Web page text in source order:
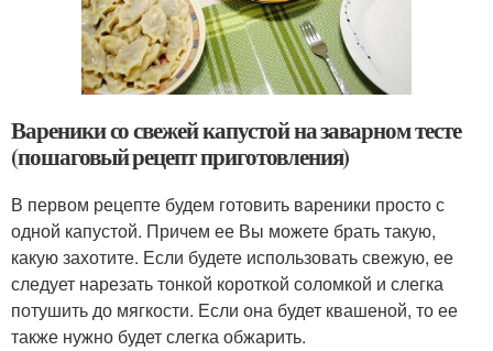
Вареники со свежей капустой на заварном тесте
(пошаговый рецепт приготовления)
В первом рецепте будем готовить вареники просто с
одной капустой. Причем ее Вы можете брать такую,
какую захотите. Если будете использовать свежую, ее
следует нарезать тонкой короткой соломкой и слегка
потушить до мягкости. Если она будет квашеной, то ее
также нужно будет слегка обжарить.